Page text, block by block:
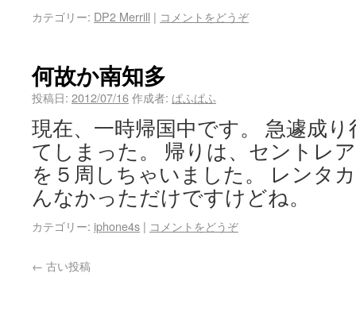
カテゴリー: DP2 Merrill | コメントをどうぞ
何故か南知多
投稿日: 2012/07/16作成者: ぱふぱふ
現在、一時帰国中です。 急遽成
てしまった。 帰りは、セントレ
を５周しちゃいました。 レンタ
んなかっただけですけどね。
カテゴリー: iphone4s | コメントをどうぞ
← 古い投稿